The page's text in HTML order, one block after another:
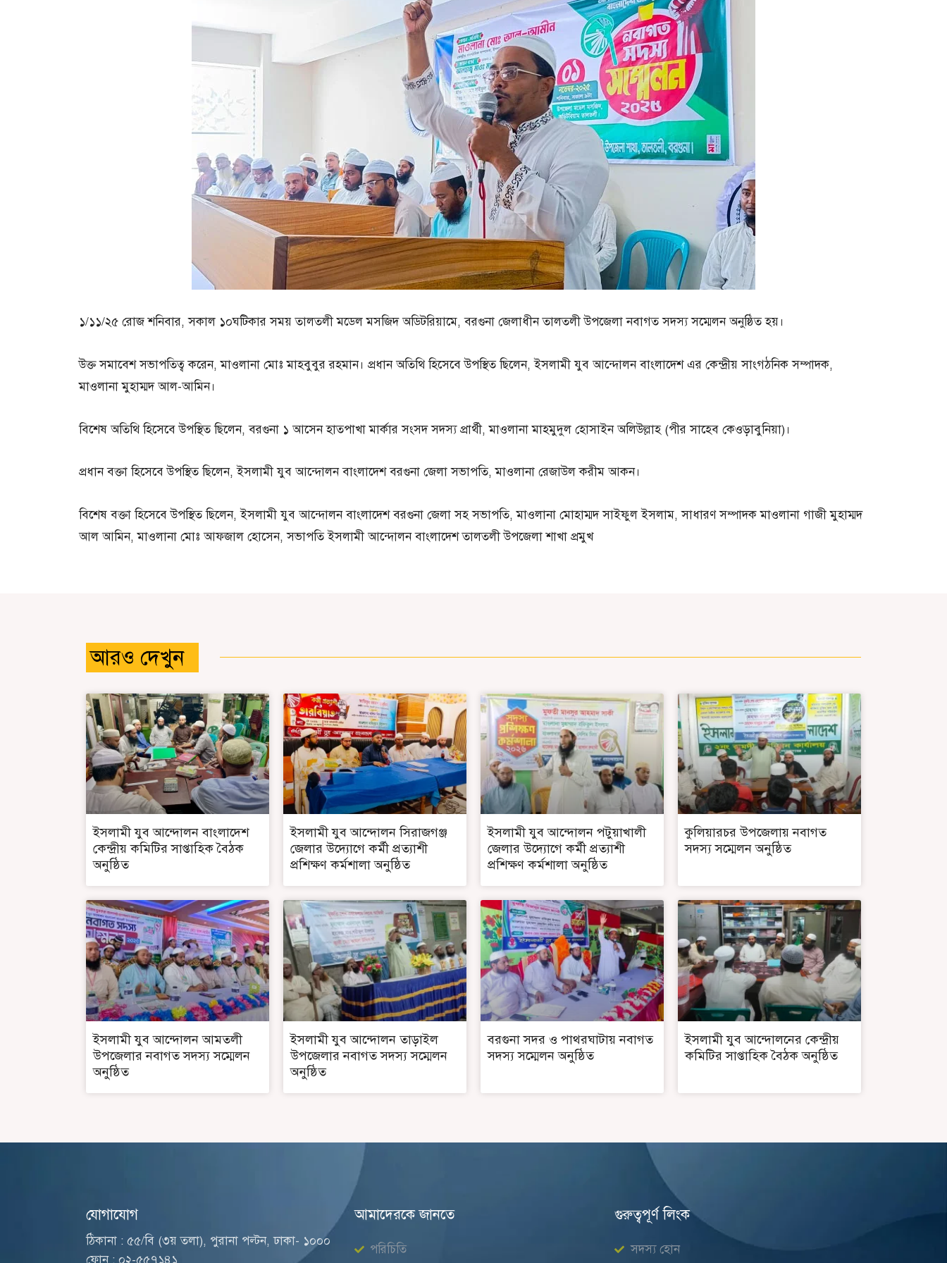
১/১১/২৫ রোজ শনিবার, সকাল ১০ঘটিকার সময় তালতলী মডেল মসজিদ অডিটরিয়ামে, বরগুনা জেলাধীন তালতলী উপজেলা নবাগত সদস্য সম্মেলন অনুষ্ঠিত হয়।
উক্ত সমাবেশ সভাপতিত্ব করেন, মাওলানা মোঃ মাহবুবুর রহমান। প্রধান অতিথি হিসেবে উপস্থিত ছিলেন, ইসলামী যুব আন্দোলন বাংলাদেশ এর কেন্দ্রীয় সাংগঠনিক সম্পাদক,
মাওলানা মুহাম্মদ আল-আমিন।
বিশেষ অতিথি হিসেবে উপস্থিত ছিলেন, বরগুনা ১ আসেন হাতপাখা মার্কার সংসদ সদস্য প্রার্থী, মাওলানা মাহমুদুল হোসাইন অলিউল্লাহ (পীর সাহেব কেওড়াবুনিয়া)।
প্রধান বক্তা হিসেবে উপস্থিত ছিলেন, ইসলামী যুব আন্দোলন বাংলাদেশ বরগুনা জেলা সভাপতি, মাওলানা রেজাউল করীম আকন।
বিশেষ বক্তা হিসেবে উপস্থিত ছিলেন, ইসলামী যুব আন্দোলন বাংলাদেশ বরগুনা জেলা সহ সভাপতি, মাওলানা মোহাম্মদ সাইফুল ইসলাম, সাধারণ সম্পাদক মাওলানা গাজী মুহাম্মদ
আল আমিন, মাওলানা মোঃ আফজাল হোসেন, সভাপতি ইসলামী আন্দোলন বাংলাদেশ তালতলী উপজেলা শাখা প্রমুখ
আরও দেখুন
ইসলামী যুব আন্দোলন বাংলাদেশ
কেন্দ্রীয় কমিটির সাপ্তাহিক বৈঠক
অনুষ্ঠিত
ইসলামী যুব আন্দোলন সিরাজগঞ্জ
জেলার উদ্যোগে কর্মী প্রত্যাশী
প্রশিক্ষণ কর্মশালা অনুষ্ঠিত
ইসলামী যুব আন্দোলন পটুয়াখালী
জেলার উদ্যোগে কর্মী প্রত্যাশী
প্রশিক্ষণ কর্মশালা অনুষ্ঠিত
কুলিয়ারচর উপজেলায় নবাগত
সদস্য সম্মেলন অনুষ্ঠিত
ইসলামী যুব আন্দোলন আমতলী
উপজেলার নবাগত সদস্য সম্মেলন
অনুষ্ঠিত
ইসলামী যুব আন্দোলন তাড়াইল
উপজেলার নবাগত সদস্য সম্মেলন
অনুষ্ঠিত
বরগুনা সদর ও পাথরঘাটায় নবাগত
সদস্য সম্মেলন অনুষ্ঠিত
ইসলামী যুব আন্দোলনের কেন্দ্রীয়
কমিটির সাপ্তাহিক বৈঠক অনুষ্ঠিত
যোগাযোগ
ঠিকানা : ৫৫/বি (৩য় তলা), পুরানা পল্টন, ঢাকা- ১০০০
ফোন : ০২-৫৫৭১৪১
আমাদেরকে জানতে
পরিচিতি
গুরুত্বপূর্ণ লিংক
সদস্য হোন